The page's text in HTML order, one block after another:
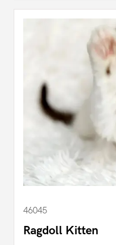
46045
Ragdoll Kitten